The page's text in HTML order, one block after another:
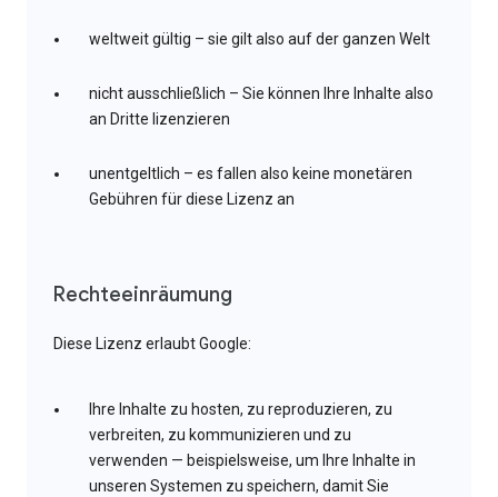
weltweit gültig – sie gilt also auf der ganzen Welt
nicht ausschließlich – Sie können Ihre Inhalte also
an Dritte lizenzieren
unentgeltlich – es fallen also keine monetären
Gebühren für diese Lizenz an
Rechteeinräumung
Diese Lizenz erlaubt Google:
Ihre Inhalte zu hosten, zu reproduzieren, zu
verbreiten, zu kommunizieren und zu
verwenden — beispielsweise, um Ihre Inhalte in
unseren Systemen zu speichern, damit Sie